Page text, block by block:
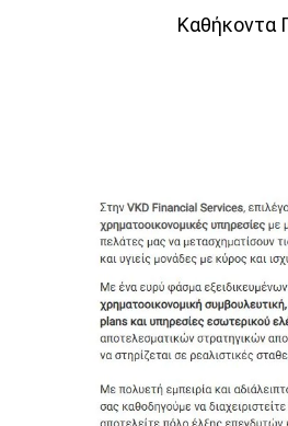
Καθήκοντα